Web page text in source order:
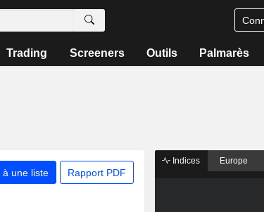
Trading Screeners Outils Palmarès
à une liste Rapport PDF
Indices Europe